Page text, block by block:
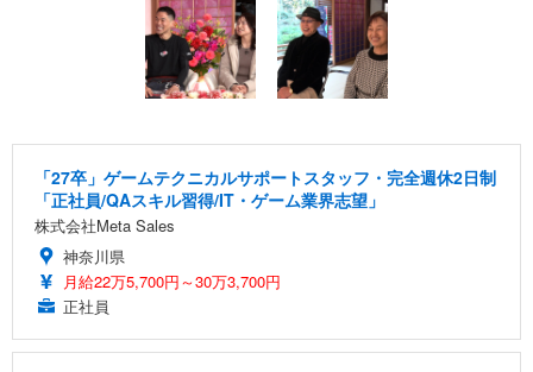
「27卒」ゲームテクニカルサポートスタッフ・完全週休2日制
「正社員/QAスキル習得/IT・ゲーム業界志望」
株式会社Meta Sales
神奈川県
月給22万5,700円～30万3,700円
正社員